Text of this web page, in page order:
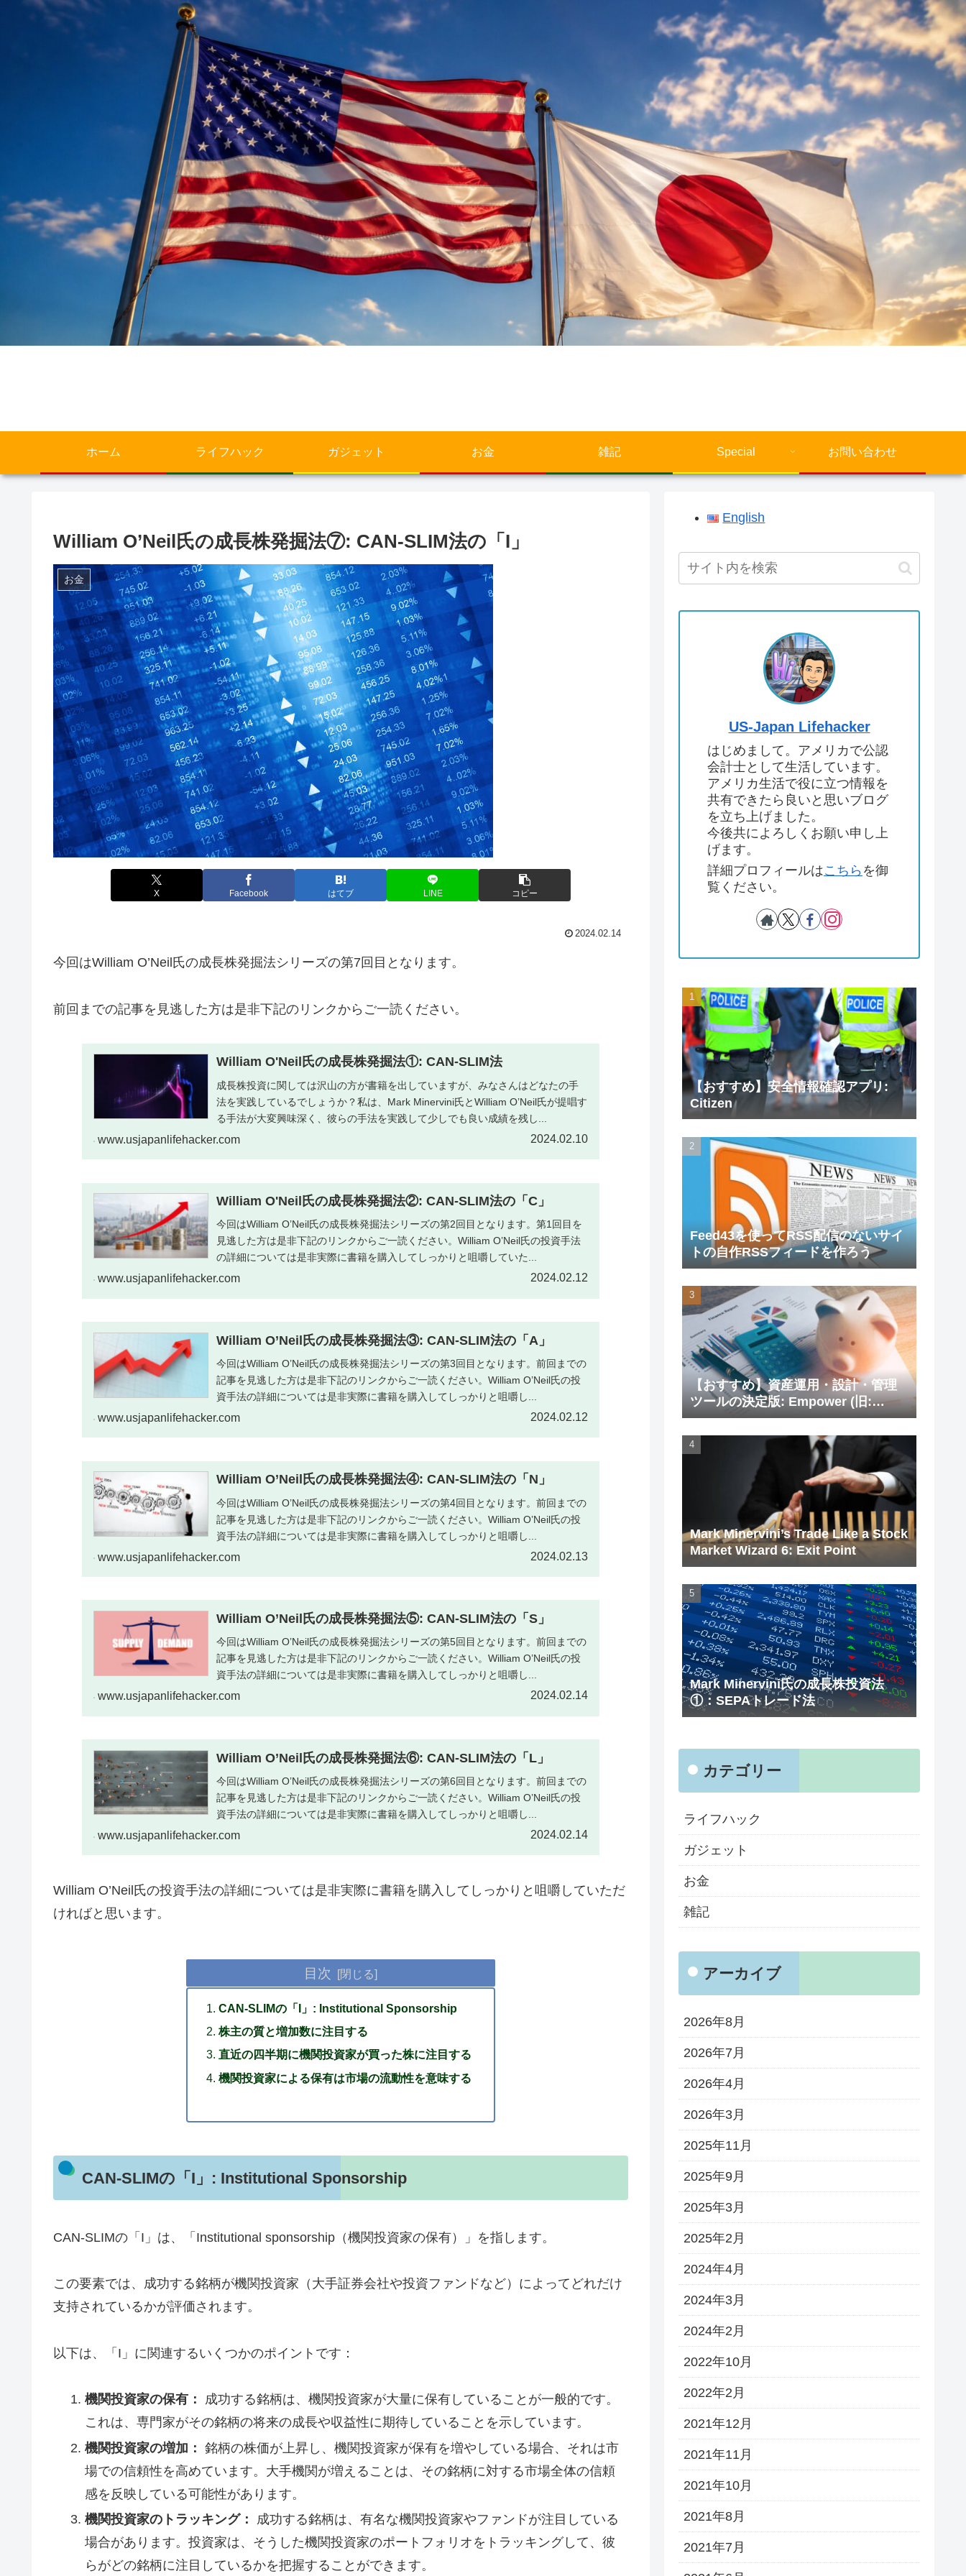
ホーム ライフハック ガジェット お金 雑記 Special お問い合わせ
William O’Neil氏の成長株発掘法⑦: CAN-SLIM法の「I」
お金
X Facebook はてブ LINE コピー
2024.02.14
今回はWilliam O’Neil氏の成長株発掘法シリーズの第7回目となります。
前回までの記事を見逃した方は是非下記のリンクからご一読ください。
William O'Neil氏の成長株発掘法①: CAN-SLIM法
成長株投資に関しては沢山の方が書籍を出していますが、みなさんはどなたの手
法を実践しているでしょうか？私は、Mark Minervini氏とWilliam O’Neil氏が提唱す
る手法が大変興味深く、彼らの手法を実践して少しでも良い成績を残し...
www.usjapanlifehacker.com 2024.02.10
William O'Neil氏の成長株発掘法②: CAN-SLIM法の「C」
今回はWilliam O’Neil氏の成長株発掘法シリーズの第2回目となります。第1回目を
見逃した方は是非下記のリンクからご一読ください。William O’Neil氏の投資手法
の詳細については是非実際に書籍を購入してしっかりと咀嚼していた...
www.usjapanlifehacker.com 2024.02.12
William O’Neil氏の成長株発掘法③: CAN-SLIM法の「A」
今回はWilliam O’Neil氏の成長株発掘法シリーズの第3回目となります。前回までの
記事を見逃した方は是非下記のリンクからご一読ください。William O’Neil氏の投
資手法の詳細については是非実際に書籍を購入してしっかりと咀嚼し...
www.usjapanlifehacker.com 2024.02.12
William O’Neil氏の成長株発掘法④: CAN-SLIM法の「N」
今回はWilliam O’Neil氏の成長株発掘法シリーズの第4回目となります。前回までの
記事を見逃した方は是非下記のリンクからご一読ください。William O’Neil氏の投
資手法の詳細については是非実際に書籍を購入してしっかりと咀嚼し...
www.usjapanlifehacker.com 2024.02.13
William O’Neil氏の成長株発掘法⑤: CAN-SLIM法の「S」
今回はWilliam O’Neil氏の成長株発掘法シリーズの第5回目となります。前回までの
記事を見逃した方は是非下記のリンクからご一読ください。William O’Neil氏の投
資手法の詳細については是非実際に書籍を購入してしっかりと咀嚼し...
www.usjapanlifehacker.com 2024.02.14
William O’Neil氏の成長株発掘法⑥: CAN-SLIM法の「L」
今回はWilliam O’Neil氏の成長株発掘法シリーズの第6回目となります。前回までの
記事を見逃した方は是非下記のリンクからご一読ください。William O’Neil氏の投
資手法の詳細については是非実際に書籍を購入してしっかりと咀嚼し...
www.usjapanlifehacker.com 2024.02.14
William O’Neil氏の投資手法の詳細については是非実際に書籍を購入してしっかりと咀嚼していただ
ければと思います。
目次
CAN-SLIMの「I」: Institutional Sponsorship
株主の質と増加数に注目する
直近の四半期に機関投資家が買った株に注目する
機関投資家による保有は市場の流動性を意味する
CAN-SLIMの「I」: Institutional Sponsorship
CAN-SLIMの「I」は、「Institutional sponsorship（機関投資家の保有）」を指します。
この要素では、成功する銘柄が機関投資家（大手証券会社や投資ファンドなど）によってどれだけ
支持されているかが評価されます。
以下は、「I」に関連するいくつかのポイントです：
機関投資家の保有：
成功する銘柄は、機関投資家が大量に保有していることが一般的です。
これは、専門家がその銘柄の将来の成長や収益性に期待していることを示しています。
機関投資家の増加： 銘柄の株価が上昇し、機関投資家が保有を増やしている場合、それは市
場での信頼性を高めています。大手機関が増えることは、その銘柄に対する市場全体の信頼
感を反映している可能性があります。
機関投資家のトラッキング：
成功する銘柄は、有名な機関投資家やファンドが注目している
場合があります。投資家は、そうした機関投資家のポートフォリオをトラッキングして、彼
らがどの銘柄に注目しているかを把握することができます。
English
US-Japan Lifehacker
はじめまして。アメリカで公認
会計士として生活しています。
アメリカ生活で役に立つ情報を
共有できたら良いと思いブログ
を立ち上げました。
今後共によろしくお願い申し上
げます。
詳細プロフィールはこちら を御
覧ください。
【おすすめ】安全情報確認アプリ:
Citizen
Feed43を使ってRSS配信のないサイ
トの自作RSSフィードを作ろう
【おすすめ】資産運用・設計・管理
ツールの決定版: Empower (旧:
Personal Capital)
Mark Minervini’s Trade Like a Stock
Market Wizard 6: Exit Point
Mark Minervini氏の成長株投資法
①：SEPAトレード法
カテゴリー
ライフハック
ガジェット
お金
雑記
アーカイブ
2026年8月
2026年7月
2026年4月
2026年3月
2025年11月
2025年9月
2025年3月
2025年2月
2024年4月
2024年3月
2024年2月
2022年10月
2022年2月
2021年12月
2021年11月
2021年10月
2021年8月
2021年7月